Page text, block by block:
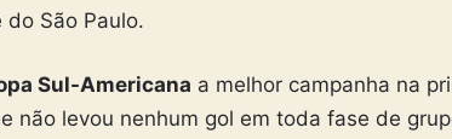
São Paulo.
Sul-Americana a melhor campanha na
não levou nenhum gol em toda fase de